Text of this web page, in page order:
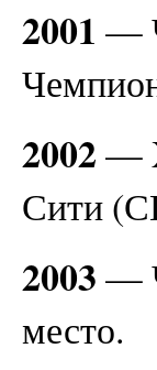
2001 —
2002—
Сити
2003—
место.